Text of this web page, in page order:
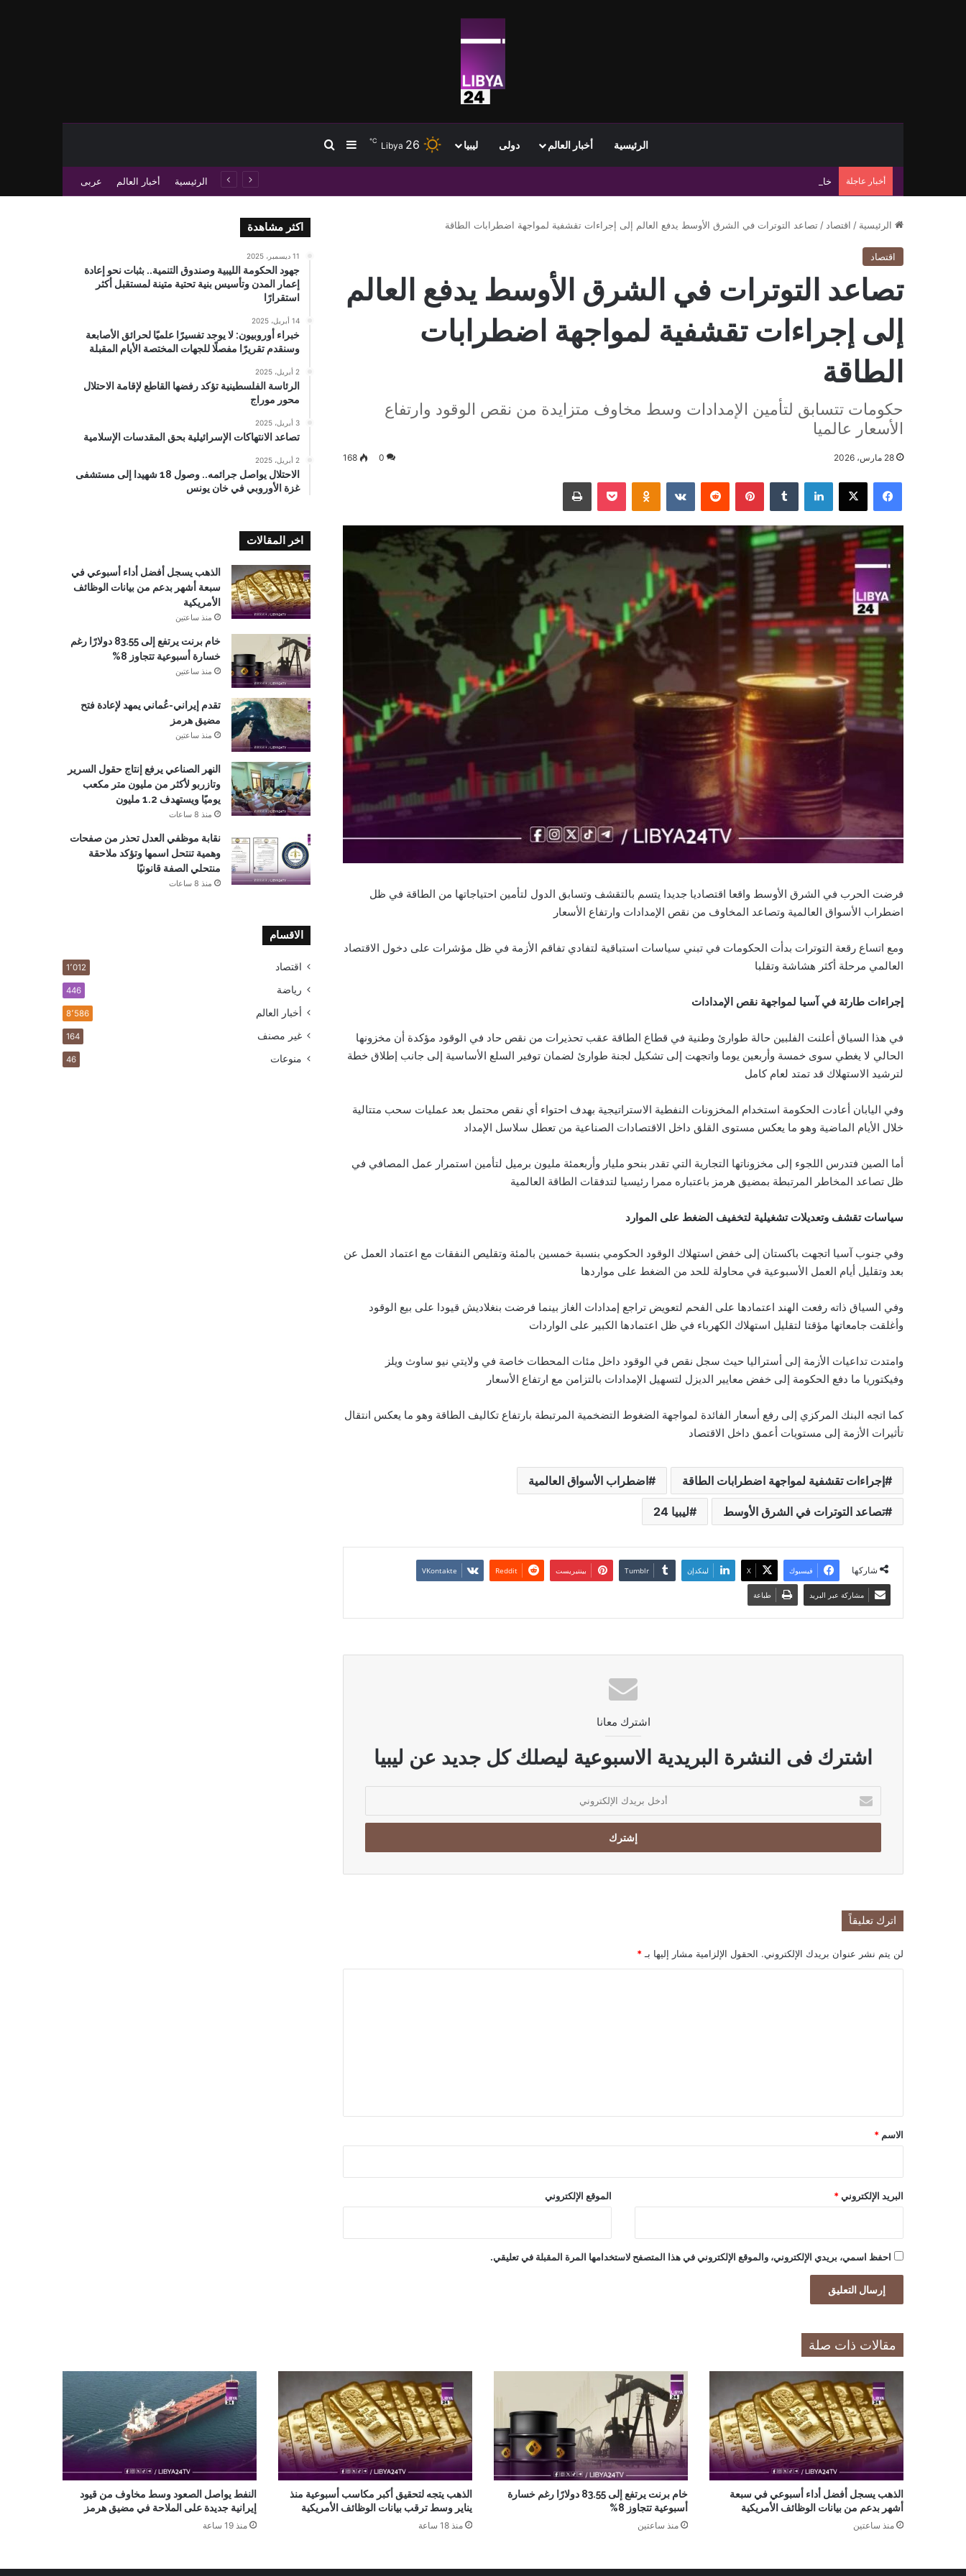
الرئيسية أخبار العالم دولى ليبيا Libya 26
℃ إضافة عمود جانبي
بحث عن
أخبار عاجلة خام برنت يرتفع إلى 83.55 دولارًا رغم خسارة أسبوعية تتجاوز 8% الرئيسية أخبار العالم عربى
الرئيسية / اقتصاد / تصاعد التوترات في الشرق الأوسط يدفع العالم إلى إجراءات تقشفية لمواجهة اضطرابات الطاقة
اقتصاد
تصاعد التوترات في الشرق الأوسط يدفع العالم
إلى إجراءات تقشفية لمواجهة اضطرابات
الطاقة
حكومات تتسابق لتأمين الإمدادات وسط مخاوف متزايدة من نقص الوقود وارتفاع
الأسعار عالميا
28 مارس، 2026 0
168
فيسبوك ‫X لينكدإن بينتيريست Odnoklassniki
‫Pocket طباعة
فرضت الحرب في الشرق الأوسط واقعا اقتصاديا جديدا يتسم بالتقشف وتسابق الدول لتأمين احتياجاتها من الطاقة في ظل
اضطراب الأسواق العالمية وتصاعد المخاوف من نقص الإمدادات وارتفاع الأسعار
ومع اتساع رقعة التوترات بدأت الحكومات في تبني سياسات استباقية لتفادي تفاقم الأزمة في ظل مؤشرات على دخول الاقتصاد
العالمي مرحلة أكثر هشاشة وتقلبا
إجراءات طارئة في آسيا لمواجهة نقص الإمدادات
في هذا السياق أعلنت الفلبين حالة طوارئ وطنية في قطاع الطاقة عقب تحذيرات من نقص حاد في الوقود مؤكدة أن مخزونها
الحالي لا يغطي سوى خمسة وأربعين يوما واتجهت إلى تشكيل لجنة طوارئ لضمان توفير السلع الأساسية إلى جانب إطلاق خطة
لترشيد الاستهلاك قد تمتد لعام كامل
وفي اليابان أعادت الحكومة استخدام المخزونات النفطية الاستراتيجية بهدف احتواء أي نقص محتمل بعد عمليات سحب متتالية
خلال الأيام الماضية وهو ما يعكس مستوى القلق داخل الاقتصادات الصناعية من تعطل سلاسل الإمداد
أما الصين فتدرس اللجوء إلى مخزوناتها التجارية التي تقدر بنحو مليار وأربعمئة مليون برميل لتأمين استمرار عمل المصافي في
ظل تصاعد المخاطر المرتبطة بمضيق هرمز باعتباره ممرا رئيسيا لتدفقات الطاقة العالمية
سياسات تقشف وتعديلات تشغيلية لتخفيف الضغط على الموارد
وفي جنوب آسيا اتجهت باكستان إلى خفض استهلاك الوقود الحكومي بنسبة خمسين بالمئة وتقليص النفقات مع اعتماد العمل عن
بعد وتقليل أيام العمل الأسبوعية في محاولة للحد من الضغط على مواردها
وفي السياق ذاته رفعت الهند اعتمادها على الفحم لتعويض تراجع إمدادات الغاز بينما فرضت بنغلاديش قيودا على بيع الوقود
وأغلقت جامعاتها مؤقتا لتقليل استهلاك الكهرباء في ظل اعتمادها الكبير على الواردات
وامتدت تداعيات الأزمة إلى أستراليا حيث سجل نقص في الوقود داخل مئات المحطات خاصة في ولايتي نيو ساوث ويلز
وفيكتوريا ما دفع الحكومة إلى خفض معايير الديزل لتسهيل الإمدادات بالتزامن مع ارتفاع الأسعار
كما اتجه البنك المركزي إلى رفع أسعار الفائدة لمواجهة الضغوط التضخمية المرتبطة بارتفاع تكاليف الطاقة وهو ما يعكس انتقال
تأثيرات الأزمة إلى مستويات أعمق داخل الاقتصاد
إجراءات تقشفية لمواجهة اضطرابات الطاقة اضطراب الأسواق العالمية
تصاعد التوترات في الشرق الأوسط ليبيا 24
شاركها فيسبوك ‫X لينكدإن بينتيريست
مشاركة عبر البريد طباعة
اشترك معانا
اشترك فى النشرة البريدية الاسبوعية ليصلك كل جديد عن ليبيا
بريدك
الإلكتروني
اترك تعليقاً
لن يتم نشر عنوان بريدك الإلكتروني. الحقول الإلزامية مشار إليها بـ *
*
الاسم *
البريد الإلكتروني * الموقع الإلكتروني
احفظ اسمي، بريدي الإلكتروني، والموقع الإلكتروني في هذا المتصفح لاستخدامها المرة المقبلة في تعليقي.
اكثر مشاهدة
11 ديسمبر، 2025
جهود الحكومة الليبية وصندوق التنمية.. بثبات نحو إعادة
إعمار المدن وتأسيس بنية تحتية متينة لمستقبل أكثر
استقرارًا
14 أبريل، 2025
خبراء أوروبيون: لا يوجد تفسيرًا علميًا لحرائق الأصابعة
وسنقدم تقريرًا مفصلًا للجهات المختصة الأيام المقبلة
2 أبريل، 2025
الرئاسة الفلسطينية تؤكد رفضها القاطع لإقامة الاحتلال
محور موراج
3 أبريل، 2025
تصاعد الانتهاكات الإسرائيلية بحق المقدسات الإسلامية
2 أبريل، 2025
الاحتلال يواصل جرائمه.. وصول 18 شهيدا إلى مستشفى
غزة الأوروبي في خان يونس
اخر المقالات
الذهب يسجل أفضل أداء أسبوعي في
سبعة أشهر بدعم من بيانات الوظائف
الأمريكية
منذ ساعتين
خام برنت يرتفع إلى 83.55 دولارًا رغم
خسارة أسبوعية تتجاوز 8%
منذ ساعتين
تقدم إيراني-عُماني يمهد لإعادة فتح
مضيق هرمز
منذ ساعتين
النهر الصناعي يرفع إنتاج حقول السرير
وتازربو لأكثر من مليون متر مكعب
يوميًا ويستهدف 1.2 مليون
منذ 8 ساعات
نقابة موظفي العدل تحذر من صفحات
وهمية تنتحل اسمها وتؤكد ملاحقة
منتحلي الصفة قانونيًا
منذ 8 ساعات
الاقسام
اقتصاد 1٬012
رياضة 446
أخبار العالم 8٬586
غير مصنف 164
منوعات 46
مقالات ذات صلة
الذهب يسجل أفضل أداء أسبوعي في سبعة
أشهر بدعم من بيانات الوظائف الأمريكية
منذ ساعتين
خام برنت يرتفع إلى 83.55 دولارًا رغم خسارة
أسبوعية تتجاوز 8%
منذ ساعتين
الذهب يتجه لتحقيق أكبر مكاسب أسبوعية منذ
يناير وسط ترقب بيانات الوظائف الأمريكية
منذ 18 ساعة
النفط يواصل الصعود وسط مخاوف من قيود
إيرانية جديدة على الملاحة في مضيق هرمز
منذ 19 ساعة